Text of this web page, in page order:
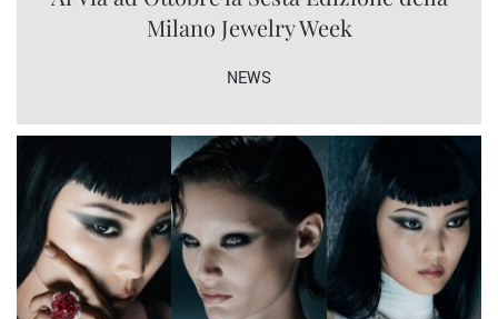
Milano Jewelry Week
NEWS